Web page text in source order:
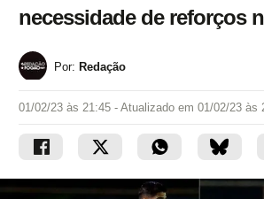
necessidade de reforços
Por: Redação
01/02/23 às 21:45 - Atualizado em 01/02/23 às